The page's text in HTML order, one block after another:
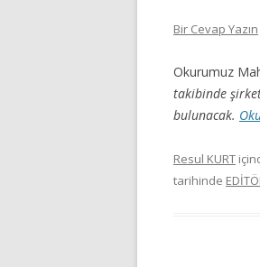
Bir Cevap Yazın
Okurumuz
takibinde
bulunacak.
Resul KURT
tarihinde